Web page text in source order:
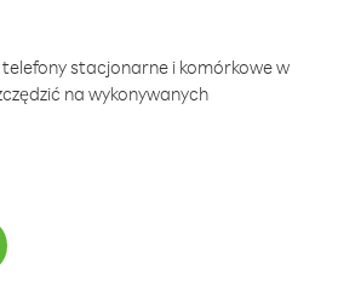
stacjonarne i komórkowe w
na wykonywanych